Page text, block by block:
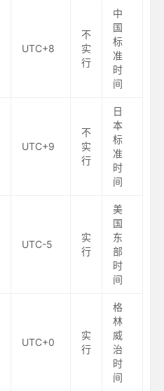
UTC+8
不
实
行
中
国
标
准
时
间
UTC+9
不
实
行
日
本
标
准
时
间
UTC-5
实
行
美
国
东
部
时
间
UTC+0
实
行
格
林
威
治
时
间